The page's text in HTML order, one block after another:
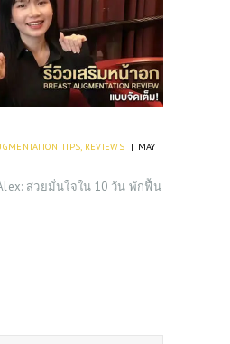
TIPS REVIEWS
MAY
สวยมั่นใจใน 10 วัน พักฟื้น